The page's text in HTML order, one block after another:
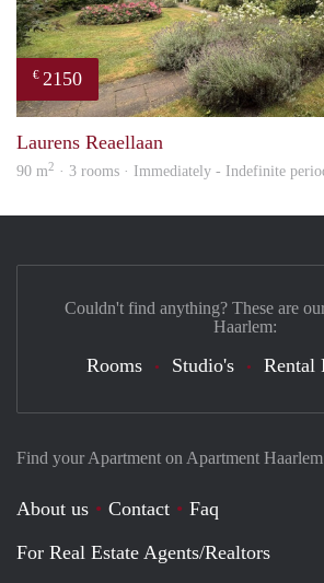
€ 2150
Laurens Reaellaan
90 m2 · 3 rooms · Immediately - Indefinite
Find your Apartment on Apartment Haarlem
About us Contact
Faq
For Real Estate Agents/Realtors
Couldn't find anything? These are
Haarlem:
Rooms Studio's Rental